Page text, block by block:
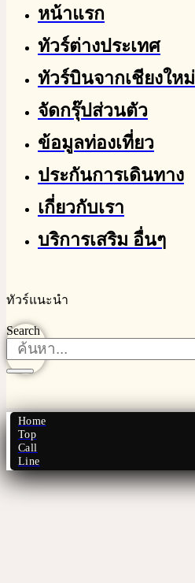
หน้าแรก
ทัวร์ต่างประเทศ
ทัวร์บินจากเชียงใหม่
จัดกรุ๊ปส่วนตัว
ข้อมูลท่องเที่ยว
ประกันการเดินทาง
เกี่ยวกับเรา
บริการเสริม อื่นๆ
ทัวร์แนะนำ
Search
Home
Top
Call
Line